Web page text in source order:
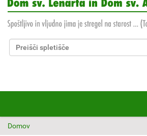
Išči po spletišču
Domov